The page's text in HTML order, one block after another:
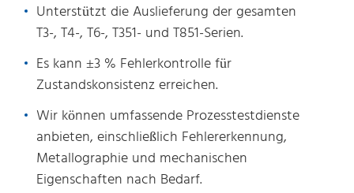
Unterstützt die Auslieferung der gesamten
T3-, T4-, T6-, T351- und T851-Serien.
Es kann ±3 % Fehlerkontrolle für
Zustandskonsistenz erreichen.
Wir können umfassende Prozesstestdienste
anbieten, einschließlich Fehlererkennung,
Metallographie und mechanischen
Eigenschaften nach Bedarf.